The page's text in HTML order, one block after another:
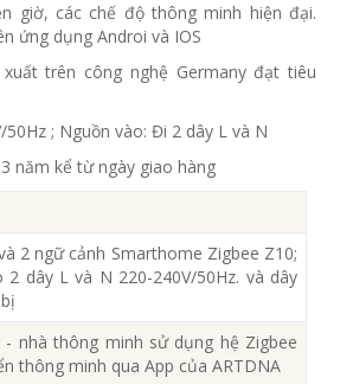
giờ, các chế độ thông minh hiện đại.
ứng dụng Androi và IOS
trên công nghệ Germany đạt tiêu
; Nguồn vào: Đi 2 dây L và N
năm kể từ ngày giao hàng
2 ngữ cảnh Smarthome Zigbee Z10;
2 dây L và N 220-240V/50Hz. và dây
- nhà thông minh sử dụng hệ Zigbee
thông minh qua App của ARTDNA